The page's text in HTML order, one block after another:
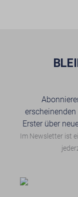
Erster über
Im Newsletter ist